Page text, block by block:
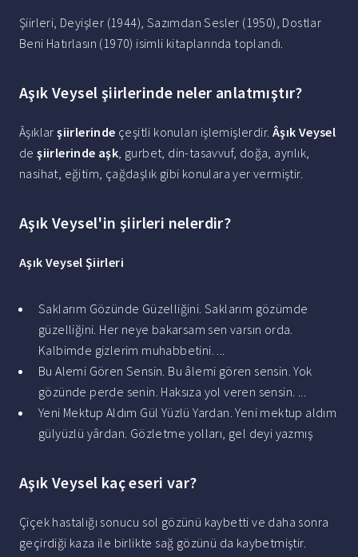
Şiirleri, Deyişler (1944), Sazımdan Sesler (1950), Dostlar
Beni Hatırlasın (1970) isimli kitaplarında toplandı.
Aşık Veysel şiirlerinde neler anlatmıştır?
Âşıklarşiirlerinde çeşitli konuları işlemişlerdir. Âşık Veysel
deşiirlerinde aşk, gurbet, din-tasavvuf, doğa, ayrılık,
nasihat, eğitim, çağdaşlık gibi konulara yer vermiştir.
Aşık Veysel'in şiirleri nelerdir?
Aşık Veysel Şiirleri
Saklarım Gözünde Güzelliğini. Saklarım gözümde
güzelliğini. Her neye bakarsam sen varsın orda.
Kalbimde gizlerim muhabbetini. ...
Bu Alemi Gören Sensin. Bu âlemi gören sensin. Yok
gözünde perde senin. Haksıza yol veren sensin. ...
Yeni Mektup Aldım Gül Yüzlü Yardan. Yeni mektup aldım
gülyüzlü yârdan. Gözletme yolları, gel deyi yazmış
Aşık Veysel kaç eseri var?
Çiçek hastalığı sonucu sol gözünü kaybetti ve daha sonra
geçirdiği kaza ile birlikte sağ gözünü da kaybetmiştir.